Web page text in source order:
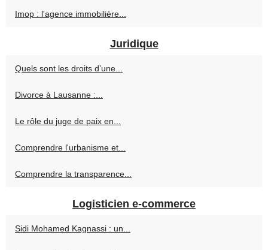
Imop : l'agence immobilière...
Juridique
Quels sont les droits d’une...
Divorce à Lausanne :...
Le rôle du juge de paix en...
Comprendre l'urbanisme et...
Comprendre la transparence...
Logisticien e-commerce
Sidi Mohamed Kagnassi : un...